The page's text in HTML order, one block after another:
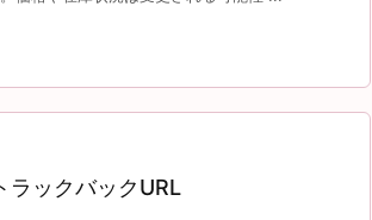
ラックバックURL